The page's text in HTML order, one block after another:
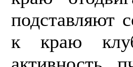
подставляют
к краю